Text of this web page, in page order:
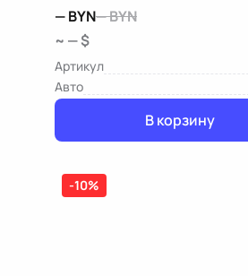
—BYN—BYN
~ — $
Артикул
Авто
В корзину
-10%